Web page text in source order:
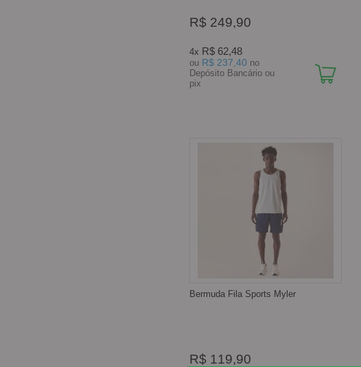
R$ 249,90
4x R$ 62,48
ou R$ 237,40 no
Depósito Bancário ou
pix
Bermuda Fila Sports Myler
R$ 119,90